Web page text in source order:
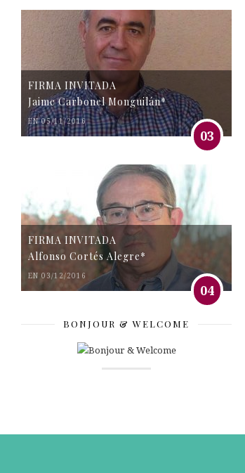
FIRMA INVITADA
Jaime Carbonel Monguilán*
EN 05/11/2016
03
FIRMA INVITADA
Alfonso Cortés Alegre*
EN 03/12/2016
04
BONJOUR & WELCOME